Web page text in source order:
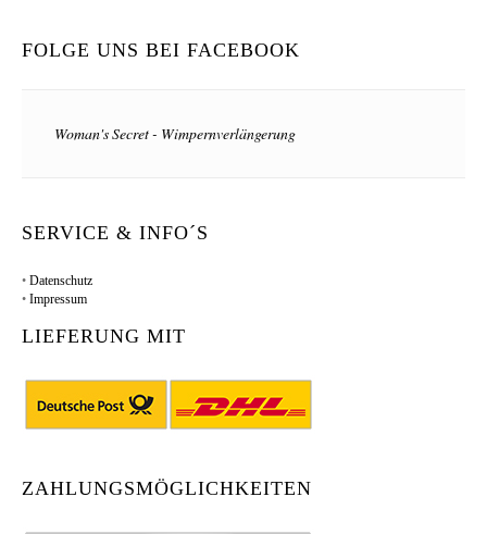
FOLGE UNS BEI FACEBOOK
Woman's Secret - Wimpernverlängerung
SERVICE & INFO´S
• Datenschutz
• Impressum
LIEFERUNG MIT
ZAHLUNGSMÖGLICHKEITEN